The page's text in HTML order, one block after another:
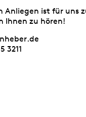
Anliegen ist für uns
Ihnen zu hören!
3211